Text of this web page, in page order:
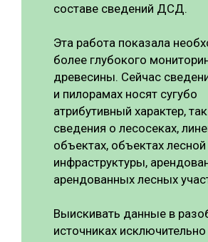
составе сведений ДСД.
Эта работа показала
более глубокого
древесины. Сейчас
и пилорамах носят сугубо
атрибутивный характер,
сведения о лесосеках,
объектах, объектах лесной
инфраструктуры,
арендованных лесных
Выискивать данные в
источниках